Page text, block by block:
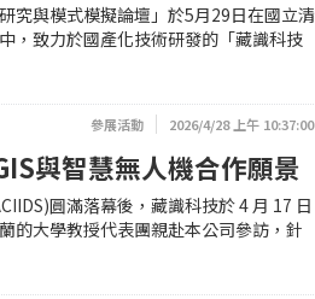
究與模式模擬論壇」於5月29日在國立清
，致力於國產化技術研發的「藏識科技
參展活動 2026/4/28 上午 10:37:00
與智慧無人機合作願景
圓滿落幕後，藏識科技於 4 月 17 日
的大學教授代表團親赴本公司參訪，針